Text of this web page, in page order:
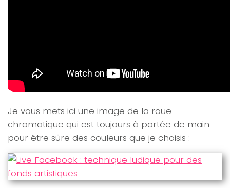
Je vous mets ici une image de la roue
chromatique qui est toujours à portée de main
pour être sûre des couleurs que je choisis :